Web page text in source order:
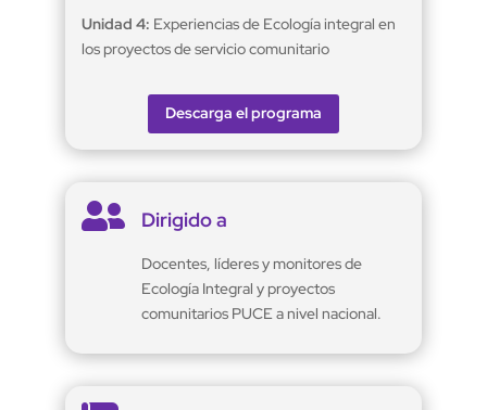
Unidad 4: Experiencias de Ecología integral en
los proyectos de servicio comunitario
Descarga el programa
 Dirigido a
Docentes, líderes y monitores de
Ecología Integral y proyectos
comunitarios PUCE a nivel nacional.